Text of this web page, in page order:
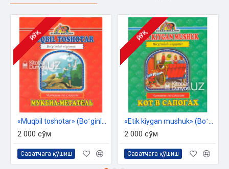
ЙЎҚ
2 000 сўм
Саватчага қўшиш
ЙЎҚ
2 000 сўм
Саватчага қўшиш